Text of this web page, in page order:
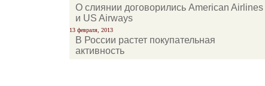
О слиянии договорились American Airlines
и US Airways
13 февраля, 2013
В России растет покупательная
активность